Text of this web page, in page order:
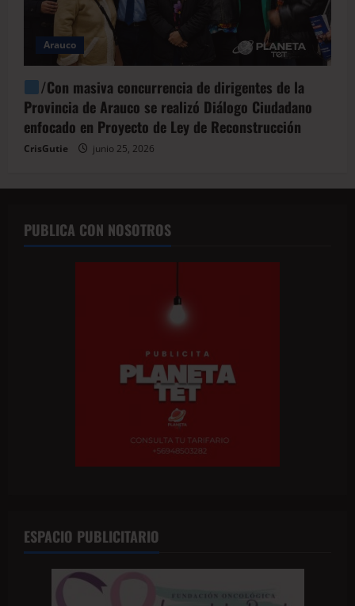
Arauco
/Con masiva concurrencia de dirigentes de la
Provincia de Arauco se realizó Diálogo Ciudadano
enfocado en Proyecto de Ley de Reconstrucción
CrisGutie junio 25, 2026
PUBLICA CON NOSOTROS
ESPACIO PUBLICITARIO